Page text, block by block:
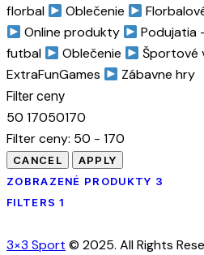
florbal
Oblečenie
Online produkty
Podujatia
futbal
Oblečenie
Športové
ExtraFunGames
Zábavne hry
Filter ceny
50 17050170
Filter ceny: 50 - 170
ZOBRAZENÉ PRODUKTY 3
FILTERS 1
3×3 Sport © 2025. All Rights